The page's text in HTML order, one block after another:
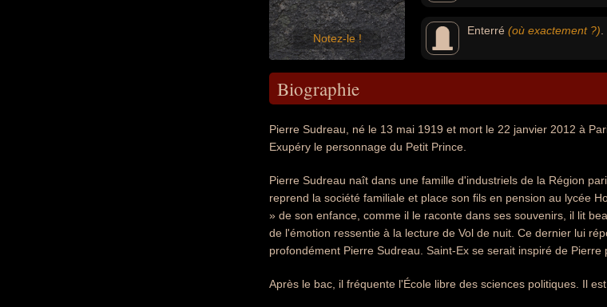
Notez-le !
Enterré (où exactement ?)
Biographie
Pierre Sudreau, né le 13 mai 1919 et mort le 22 janvier 2012 à
Exupéry le personnage du Petit Prince.
Pierre Sudreau naît dans une famille d'industriels de la Région
reprend la société familiale et place son fils en pension au lycée
» de son enfance, comme il le raconte dans ses souvenirs, il lit
de l'émotion ressentie à la lecture de Vol de nuit. Ce dernier lui
profondément Pierre Sudreau. Saint-Ex se serait inspiré de Pierre
Après le bac, il fréquente l'École libre des sciences politiques. Il